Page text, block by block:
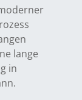
lange
in